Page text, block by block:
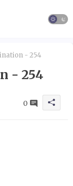
- 254
- 254
0